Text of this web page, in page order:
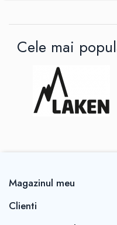
Cele mai
Magazinul meu
Clienti